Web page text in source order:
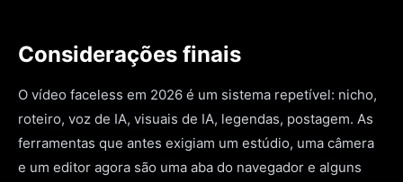
Considerações finais
O vídeo faceless em 2026 é um sistema repetível: nicho,
roteiro, voz de IA, visuais de IA, legendas, postagem. As
ferramentas que antes exigiam um estúdio, uma câmera
e um editor agora são uma aba do navegador e alguns